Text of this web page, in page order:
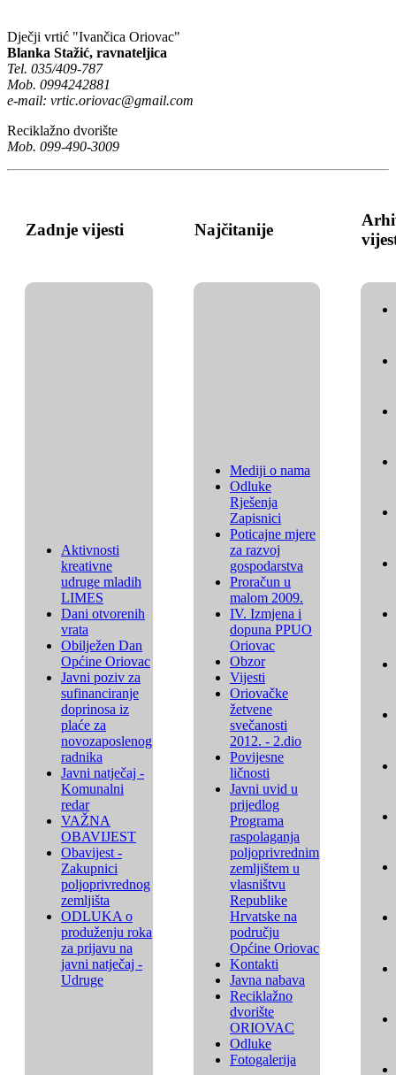
Dječji vrtić "Ivančica Oriovac"
Blanka Stažić, ravnateljica
Tel. 035/409-787
Mob. 0994242881
e-mail: vrtic.oriovac@gmail.com
Reciklažno dvorište
Mob. 099-490-3009
Zadnje vijesti Najčitanije
Aktivnosti
kreativne
udruge mladih
LIMES
Dani otvorenih
vrata
Obilježen Dan
Općine Oriovac
Javni poziv za
sufinanciranje
doprinosa iz
plaće za
novozaposlenog
radnika
Javni natječaj -
Komunalni
redar
VAŽNA
OBAVIJEST
Obavijest -
Zakupnici
poljoprivrednog
zemljišta
ODLUKA o
produženju roka
za prijavu na
javni natječaj -
Udruge
Mediji o nama
Odluke
Rješenja
Zapisnici
Poticajne mjere
za razvoj
gospodarstva
Proračun u
malom 2009.
IV. Izmjena i
dopuna PPUO
Oriovac
Obzor
Vijesti
Oriovačke
žetvene
svečanosti
2012. - 2.dio
Povijesne
ličnosti
Javni uvid u
prijedlog
Programa
raspolaganja
poljoprivrednim
zemljištem u
vlasništvu
Republike
Hrvatske na
području
Općine Oriovac
Kontakti
Javna nabava
Reciklažno
dvorište
ORIOVAC
Odluke
Fotogalerija